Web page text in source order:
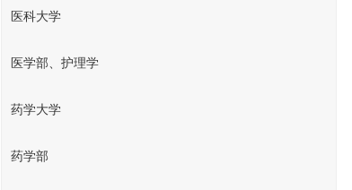
医科大学
医学部、护理学
药学大学
药学部